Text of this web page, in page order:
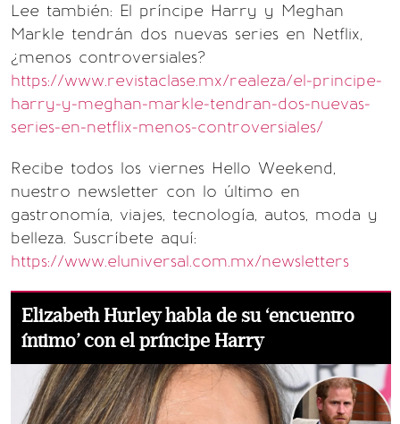
Lee también: El príncipe Harry y Meghan
Markle tendrán dos nuevas series en Netflix,
¿menos controversiales?
https://www.revistaclase.mx/realeza/el-principe-
harry-y-meghan-markle-tendran-dos-nuevas-
series-en-netflix-menos-controversiales/
Recibe todos los viernes Hello Weekend,
nuestro newsletter con lo último en
gastronomía, viajes, tecnología, autos, moda y
belleza. Suscríbete aquí:
https://www.eluniversal.com.mx/newsletters
Elizabeth Hurley habla de su ‘encuentro
íntimo’ con el príncipe Harry